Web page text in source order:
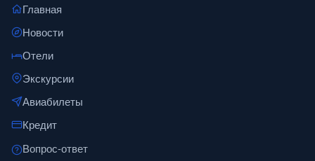
Главная
Новости
Отели
Экскурсии
Авиабилеты
Кредит
Вопрос-ответ